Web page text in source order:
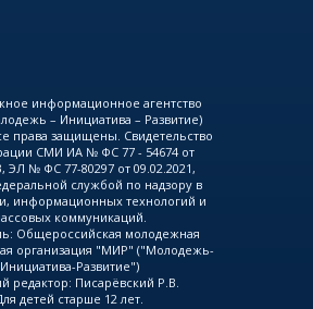
информационное агентство
– Инициатива – Развитие)
права защищены. Свидетельство
СМИ ИА № ФС 77 - 54674 от
ЭЛ № ФС 77-80297 от 09.02.2021,
службой по надзору в
информационных технологий и
коммуникаций.
Общероссийская молодежная
организация "МИР" ("Молодежь-
Инициатива-Развитие")
редактор: Писарёвский Р.В.
детей старше 12 лет.